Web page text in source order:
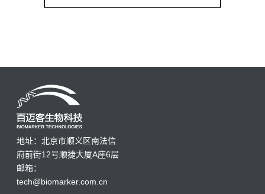
地址：北京市顺义区南法信
府前街12号顺捷大厦A座6层
邮箱：
tech@biomarker.com.cn